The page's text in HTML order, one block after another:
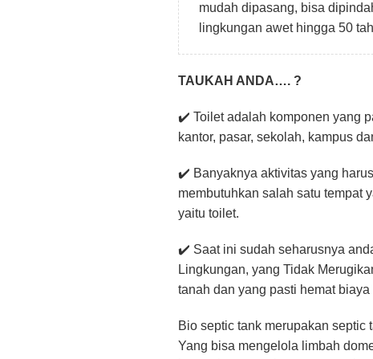
mudah dipasang, bisa
lingkungan awet hingga 50
TAUKAH ANDA…. ?
✔️ Toilet adalah komponen yang
kantor, pasar, sekolah, kampus
✔️ Banyaknya aktivitas yang
membutuhkan salah satu tempat
yaitu toilet.
✔️ Saat ini sudah seharusnya
Lingkungan, yang Tidak
tanah dan yang pasti hemat
Bio septic tank merupakan septic
Yang bisa mengelola limbah